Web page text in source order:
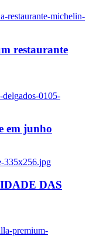
restaurante-michelin-
restaurante
delgados-0105-
em junho
335x256.jpg
DAS
premium-